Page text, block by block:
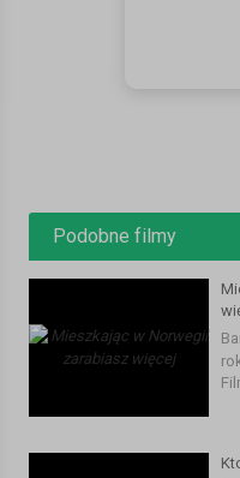
#norwegia #podsumowanie
Filmy
Podobne filmy